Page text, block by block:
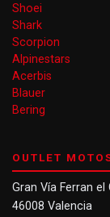
Shoei
Shark
Scorpion
Alpinestars
Acerbis
Blauer
Bering
OUTLET
Gran Vía Ferran el
46008 Valencia